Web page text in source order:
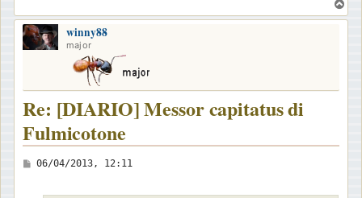
o
winny88
major
Re: [DIARIO] Messor capitatus di
Fulmicotone
M
06/04/2013, 12:11